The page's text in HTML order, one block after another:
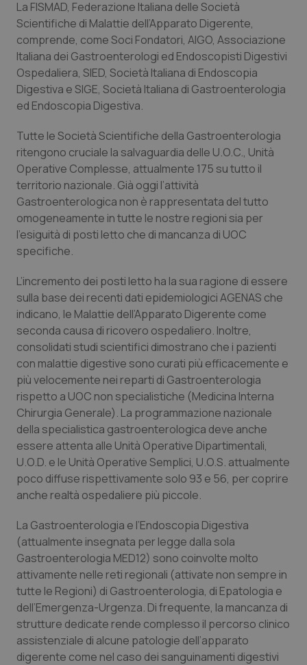
Basilicata
Calabria
Campania
Emilia-Romagna
Friuli Venezia Giulia
Lazio
Liguria
Lombardia
Marche
Molise
Piemonte
Provincia Autonoma di Bolzano
Provincia Autonoma di Trento
Puglia
Sardegna
Sicilia
Toscana
Umbria
Artrite & artrosi
Asma & BPCO
Car-T
Colesterolo & coronaropatie
Dermatite Atopica
Diabete & glucometri
Disturbi dell’umore
Dolore
Donna & Salute
Epatiti
HIV
Infezioni & Febbre
Ipertensione & Scompenso
Malattie rare
Malattia di Crohn & Rettocolite Ulcerosa
Neuroscienze & patologie neurodegenerative
Obesità
Oftalmologia
QS Club Newsletter
La FISMAD, Federazione Italiana delle Società
Scientifiche di Malattie dell’Apparato Digerente,
comprende, come Soci Fondatori, AIGO, Associazione
Italiana dei Gastroenterologi ed Endoscopisti Digestivi
Ospedaliera, SIED, Società Italiana di Endoscopia
Digestiva e SIGE, Società Italiana di Gastroenterologia
ed Endoscopia Digestiva.
Tutte le Società Scientifiche della Gastroenterologia
ritengono cruciale la salvaguardia delle U.O.C., Unità
Operative Complesse, attualmente 175 su tutto il
territorio nazionale. Già oggi l’attività
Gastroenterologica non è rappresentata del tutto
omogeneamente in tutte le nostre regioni sia per
l’esiguità di posti letto che di mancanza di UOC
specifiche.
L’incremento dei posti letto ha la sua ragione di essere
sulla base dei recenti dati epidemiologici AGENAS che
indicano, le Malattie dell’Apparato Digerente come
seconda causa di ricovero ospedaliero. Inoltre,
consolidati studi scientifici dimostrano che i pazienti
con malattie digestive sono curati più efficacemente e
più velocemente nei reparti di Gastroenterologia
rispetto a UOC non specialistiche (Medicina Interna
Chirurgia Generale). La programmazione nazionale
della specialistica gastroenterologica deve anche
essere attenta alle Unità Operative Dipartimentali,
U.O.D. e le Unità Operative Semplici, U.O.S. attualmente
poco diffuse rispettivamente solo 93 e 56, per coprire
anche realtà ospedaliere più piccole.
La Gastroenterologia e l’Endoscopia Digestiva
(attualmente insegnata per legge dalla sola
Gastroenterologia MED12) sono coinvolte molto
attivamente nelle reti regionali (attivate non sempre in
tutte le Regioni) di Gastroenterologia, di Epatologia e
dell’Emergenza-Urgenza. Di frequente, la mancanza di
strutture dedicate rende complesso il percorso clinico
assistenziale di alcune patologie dell’apparato
digerente come nel caso dei sanguinamenti digestivi